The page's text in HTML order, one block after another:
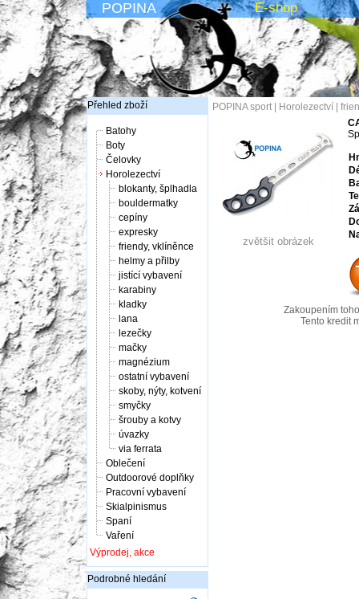
POPINA E-shop
Přehled zboží
Batohy
Boty
Čelovky
Horolezectví
blokanty, šplhadla
bouldermatky
cepíny
expresky
friendy, vklíněnce
helmy a přilby
jistící vybavení
karabiny
kladky
lana
lezečky
mačky
magnézium
ostatní vybavení
skoby, nýty, kotvení
smyčky
šrouby a kotvy
úvazky
via ferrata
Oblečení
Outdoorové doplňky
Pracovní vybavení
Skialpinismus
Spaní
Vaření
Výprodej, akce
Podrobné hledání
POPINA sport| Horolezectví
zvětšit obrázek
Zakoupením
Tento kredit